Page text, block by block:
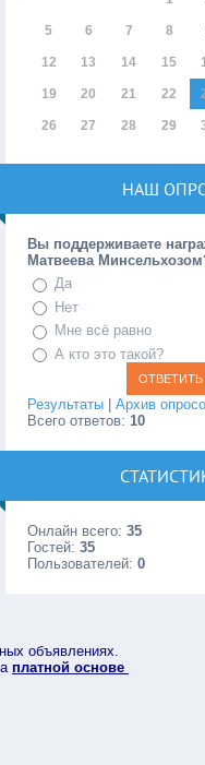
5 6 7 8
12 13 14 15
19 20 21 22
26 27 28 29
НАШ
Вы поддерживаете
Матвеева
Да
Нет
Мне всё равно
А кто это такой?
Результаты |Архив
Всего ответов:10
Онлайн всего:35
Гостей:35
Пользователей:0
объявлениях.
платной основе